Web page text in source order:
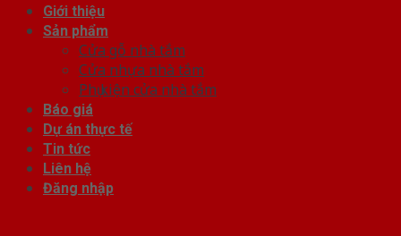
Giới thiệu
Sản phẩm
Cửa gỗ nhà tắm
Cửa nhựa nhà tắm
Phụ kiện cửa nhà tắm
Báo giá
Dự án thực tế
Tin tức
Liên hệ
Đăng nhập